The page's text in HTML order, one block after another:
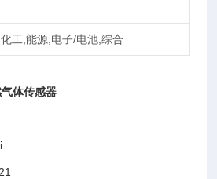
工,能源,电子/电池,综合
体传感器